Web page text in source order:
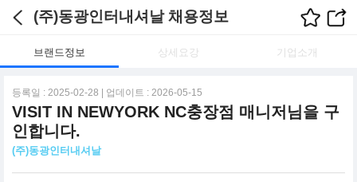
(주)동광인터내셔날 채용정보
브랜드정보 상세요강 기업소개
등록일 : 2025-02-28 | 업데이트 : 2026-05-15
VISIT IN NEWYORK NC충장점 매니저님을 구
인합니다.
(주)동광인터내셔날